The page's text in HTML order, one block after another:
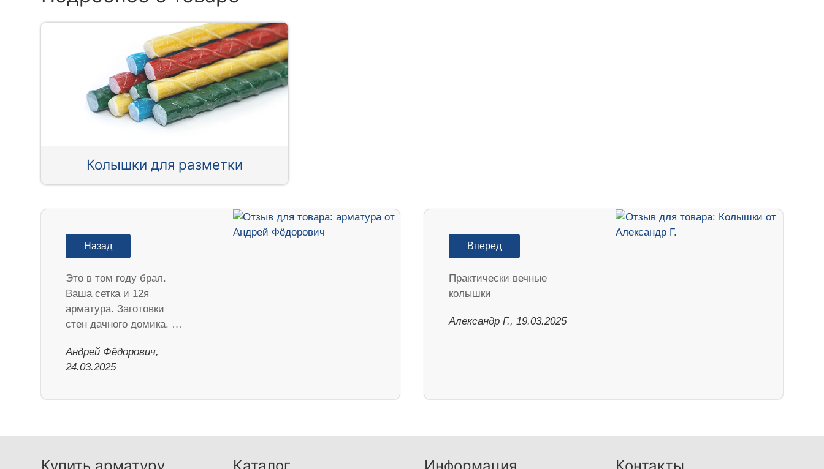
Колышки для разметки
Назад
Это в том году брал.
Ваша сетка и 12я
арматура. Заготовки
стен дачного домика. …
Андрей Фёдорович,
24.03.2025
Вперед
Практически вечные
колышки
Александр Г., 19.03.2025
Купить арматуру Каталог Информация Контакты